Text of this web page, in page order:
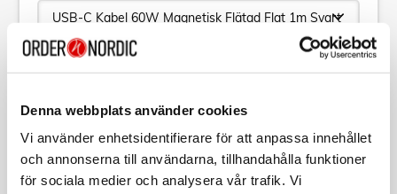
Denna webbplats använder cookies
Vi använder enhetsidentifierare för att anpassa innehållet
och annonserna till användarna, tillhandahålla funktioner
för sociala medier och analysera vår trafik. Vi
Se alla produkter inom Celly
Specifikation
Beskrivning